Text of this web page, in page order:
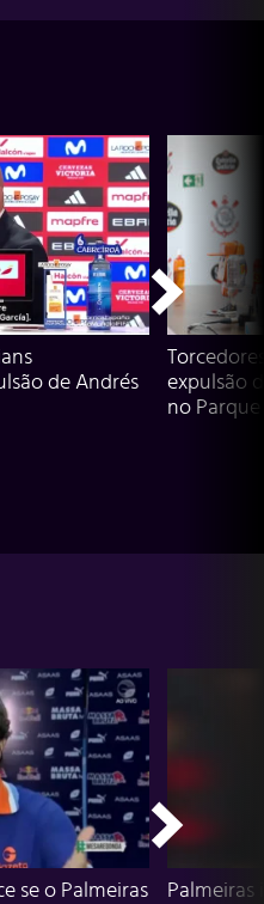
de Andrés
expulsão
no Parque
se o Palmeiras